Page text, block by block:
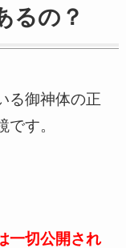
るの？
る御神体の正
す。
一切公開され